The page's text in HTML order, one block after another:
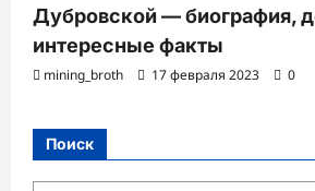
Дубровской — биография,
интересные факты
mining_broth 17 февраля 2023 0
Поиск